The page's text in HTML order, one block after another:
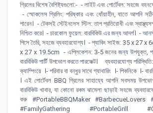
গ্রিলের বিশেষ বৈশিষ্ট্যগুলো:- - লাইট এবং পোর্টেবল: সহজে
- স্মোকলেস গ্রিলিং: পরিষ্কার এবং ধোঁয়াহীন, যাতে আপনি
পারেন। - টেকসই স্টেইনলেস স্টিল: তাপ প্রতিরোধী এবং
নিশ্চিত করে। - চারকোল ফুয়েল: বারবিকিউ এর জন্য আদর্শ। -
পিসে তৈরি, সহজে ব্যবহারযোগ্য। - প্যাকিং সাইজ: 35 x 27
x 27 x 19.5cm - এপ্লিকেশন: 3-5 জনের জন্য উপযুক্ত,
বারবিকিউ পার্টি উপভোগ করতে পারফেক্ট। ব্যবহারযোগ্য
ক্যাম্পিংয়ে ।- পরিবার বা বন্ধুর সাথে গ্যাথারিং ।- পিকনিকে ।-
। এই পোর্টেবল BBQ গ্রিলের সাহায্যে আপনি সবসময়
বারবিকিউ খাবার, যা কোনো রকম ঝামেলা ছাড়াই সহজে
করু #PortableBBQMaker #BarbecueLovers
#FamilyGathering #PortableGrill